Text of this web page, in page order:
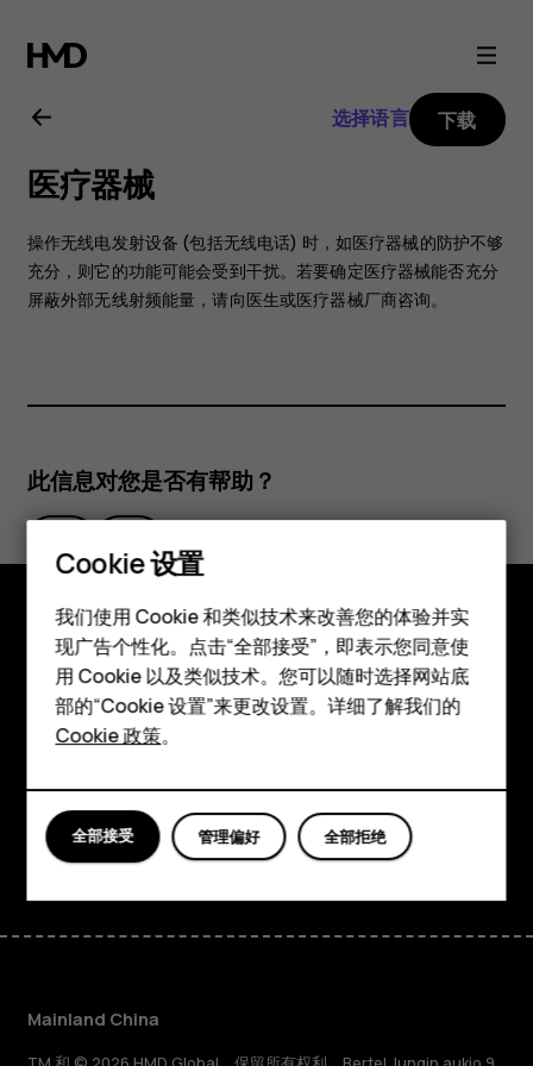
Nokia
106
2018
用
户
南
智能手机
经典手机
配件
平板电脑
选择语言 下载
医疗器械
操作无线电发射设备 (包括无线电话) 时，如医疗器械的防护不够
充分，则它的功能可能会受到干扰。若要确定医疗器械能否充分
屏蔽外部无线射频能量，请向医生或医疗器械厂商咨询。
此信息对您是否有帮助？
探索
关于
Planet and people
支持
FacebookInstagramTiktokYoutubeLinkedinDiscord
Mainland China
Cookie 设置
我们使用 Cookie 和类似技术来改善您的体验并实
现广告个性化。点击“全部接受”，即表示您同意使
用 Cookie 以及类似技术。您可以随时选择网站底
部的“Cookie 设置”来更改设置。详细了解我们的
Cookie 政策。
全部拒绝
管理偏好
全部接受